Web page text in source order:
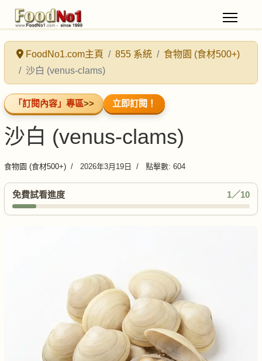
FoodNo1.com主頁 855 系統
食物園 (食材500+)
沙白 (venus-clams)
「訂閱內容」專區>> 立即訂閱！
沙白 (venus-clams)
食物園 (食材500+) 2026年3月19日 點擊數: 604
免費試看進度 1／10